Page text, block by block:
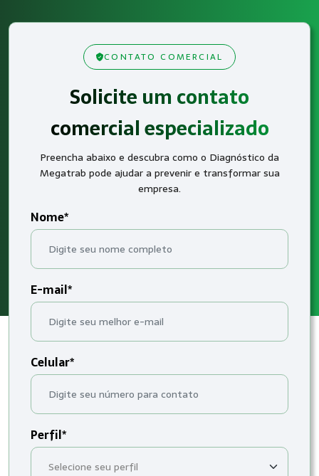
CONTATO COMERCIAL
Solicite um contato
comercial especializado
Preencha abaixo e descubra como o Diagnóstico da
Megatrab pode ajudar a prevenir e transformar sua
empresa.
Nome*
E-mail*
Celular*
Perfil*